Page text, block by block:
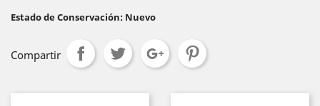
Estado de Conservación: Nuevo
Compartir